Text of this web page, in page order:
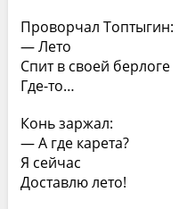
Проворчал Топтыгин:
— Лето
Спит в своей берлоге
Где-то…
Конь заржал:
— А где карета?
Я сейчас
Доставлю лето!